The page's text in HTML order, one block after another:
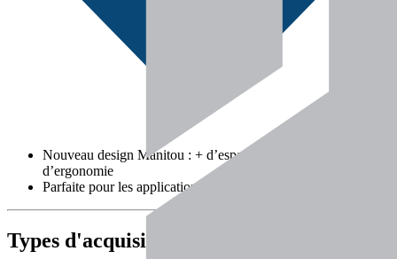
Nouveau design Manitou : + d’espace, de confort et
d’ergonomie
Parfaite pour les applications de construction et agricoles
Types d'acquisition